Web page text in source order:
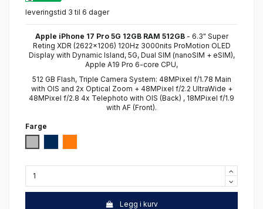
leveringstid 3 til 6 dager
Apple iPhone 17 Pro 5G 12GB RAM 512GB- 6.3" Super
Reting XDR (2622x1206) 120Hz 3000nits ProMotion OLED
Display with Dynamic Island, 5G, Dual SIM (nanoSIM + eSIM),
Apple A19 Pro 6-core CPU,
512 GB Flash, Triple Camera System: 48MPixel f/1.78 Main
with OIS and 2x Optical Zoom + 48MPixel f/2.2 UltraWide +
48MPixel f/2.8 4x Telephoto with OIS (Back) , 18MPixel f/1.9
with AF (Front).
Farge
Legg i kurv